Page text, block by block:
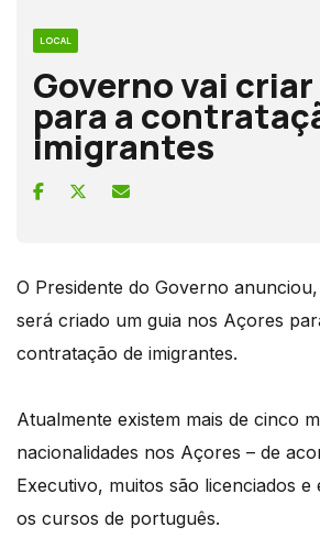
LOCAL
Governo vai
para a
imigrantes
O Presidente do Governo
será criado um guia nos Açores
contratação de imigrantes.
Atualmente existem mais de cinco
nacionalidades nos Açores – de
Executivo, muitos são licenciados
os cursos de português.